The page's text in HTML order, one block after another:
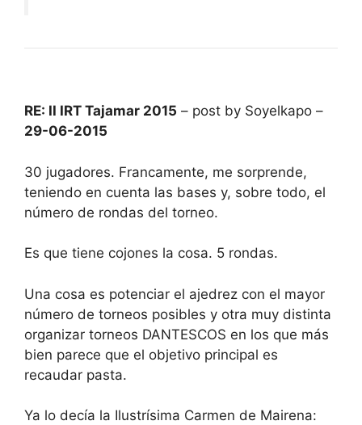
RE: II IRT Tajamar 2015 – post by Soyelkapo –
29-06-2015
30 jugadores. Francamente, me sorprende,
teniendo en cuenta las bases y, sobre todo, el
número de rondas del torneo.
Es que tiene cojones la cosa. 5 rondas.
Una cosa es potenciar el ajedrez con el mayor
número de torneos posibles y otra muy distinta
organizar torneos DANTESCOS en los que más
bien parece que el objetivo principal es
recaudar pasta.
Ya lo decía la Ilustrísima Carmen de Mairena: